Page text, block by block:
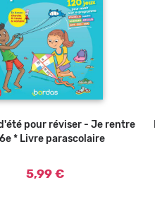
Ajouter au panier
pour réviser - Je rentre
* Livre parascolaire
5,99 €